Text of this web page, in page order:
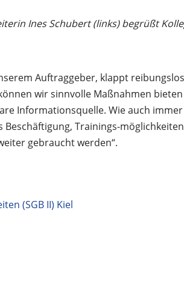
Ines Schubert (links) begrüßt
Auftraggeber, klappt
wir sinnvolle Maßnahmen
Informationsquelle. Wie auch
Trainings-
gebraucht werden“.
(SGB II) Kiel